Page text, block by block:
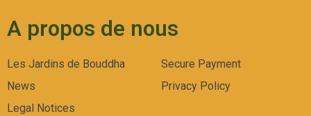
A propos de nous
Les Jardins de Bouddha
News
Legal Notices
Secure Payment
Privacy Policy